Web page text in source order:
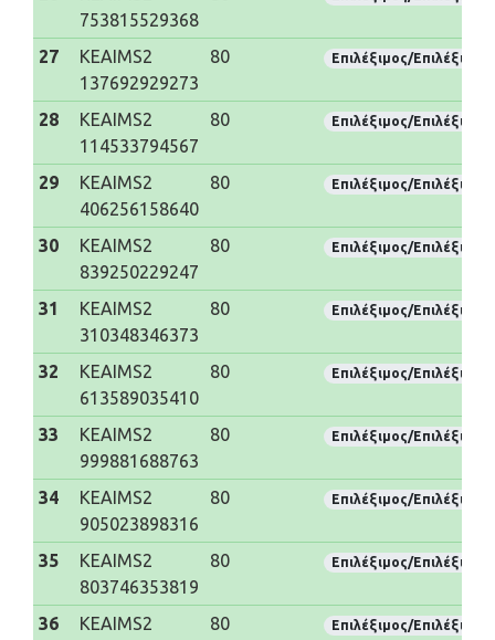
753815529368
27
KEAIMS2
137692929273
80 Επιλέξιμος/Επιλέξιμη
28
KEAIMS2
114533794567
80 Επιλέξιμος/Επιλέξιμη
29
KEAIMS2
406256158640
80 Επιλέξιμος/Επιλέξιμη
30
KEAIMS2
839250229247
80 Επιλέξιμος/Επιλέξιμη
31
KEAIMS2
310348346373
80 Επιλέξιμος/Επιλέξιμη
32
KEAIMS2
613589035410
80 Επιλέξιμος/Επιλέξιμη
33
KEAIMS2
999881688763
80 Επιλέξιμος/Επιλέξιμη
34
KEAIMS2
905023898316
80 Επιλέξιμος/Επιλέξιμη
35
KEAIMS2
803746353819
80 Επιλέξιμος/Επιλέξιμη
36
KEAIMS2
80 Επιλέξιμος/Επιλέξιμη